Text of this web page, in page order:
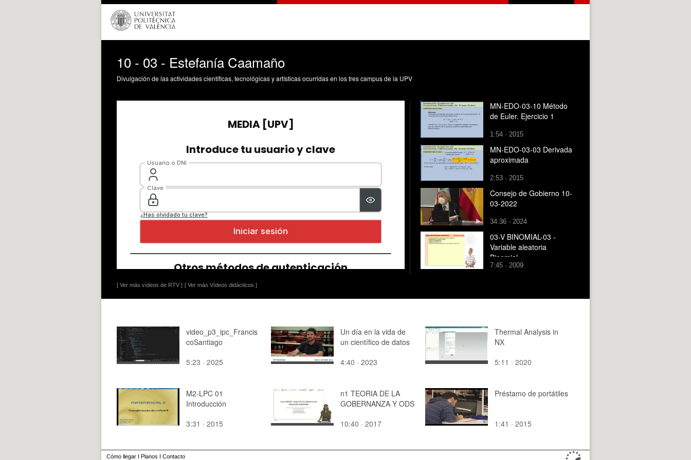
10 - 03 - Estefanía Caamaño
Divulgación de las actividades científicas, tecnológicas y artísticas ocurridas en los tres campus de la UPV
[ Ver más vídeos de RTV ] [ Ver más Vídeos didácticos ]
MN-EDO-03-10 Método
de Euler. Ejercicio 1
1:54 · 2015
MN-EDO-03-03 Derivada
aproximada
2:53 · 2015
Consejo de Gobierno 10-
03-2022
34:36 · 2024
03-V BINOMIAL-03 -
Variable aleatoria
Binomial
7:45 · 2009
video_p3_ipc_Francis
coSantiago
5:23 · 2025
Un día en la vida de
un científico de datos
4:40 · 2023
Thermal Analysis in
NX
5:11 · 2020
M2-LPC 01
Introducción
3:31 · 2015
n1 TEORIA DE LA
GOBERNANZA Y ODS
10:40 · 2017
Préstamo de portátiles
1:41 · 2015
Cómo llegar I Planos I Contacto